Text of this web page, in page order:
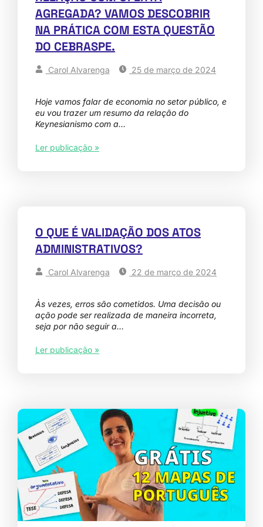
AGREGADA? VAMOS DESCOBRIR
NA PRÁTICA COM ESTA QUESTÃO
DO CEBRASPE.
Carol Alvarenga 25 de março de 2024
Hoje vamos falar de economia no setor público, e
eu vou trazer um resumo da relação do
Keynesianismo com a…
Ler publicação »
O QUE É VALIDAÇÃO DOS ATOS
ADMINISTRATIVOS?
Carol Alvarenga 22 de março de 2024
Às vezes, erros são cometidos. Uma decisão ou
ação pode ser realizada de maneira incorreta,
seja por não seguir a…
Ler publicação »